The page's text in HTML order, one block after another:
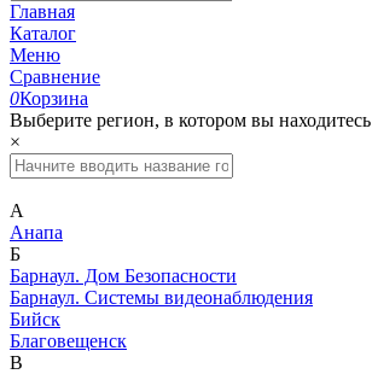
Главная
Каталог
Меню
Сравнение
0Корзина
Выберите регион, в котором вы находитесь
×
А
Анапа
Б
Барнаул. Дом Безопасности
Барнаул. Системы видеонаблюдения
Бийск
Благовещенск
В